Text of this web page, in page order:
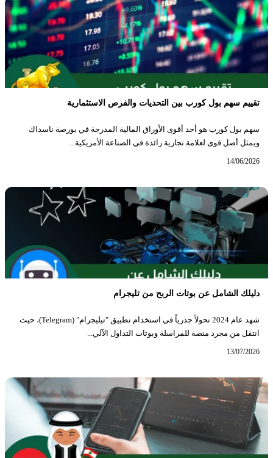
تقييم سهم بول كورب بين التحديات والفرص الاستثمارية
سهم بول كورب هو أحد أقوى الأوراق المالية المدرجة في بورصة ناسداك
ويمثل أصل قوى لعلامة تجارية رائدة في الصناعة الأمريكية...
14/06/2026
دليلك الشامل عن بوتات الربح من تليجرام
شهد عام 2024 تحولاً جذرياً في استخدام تطبيق "تيليجرام" (Telegram)، حيث
انتقل من مجرد منصة للمراسلة وبوتات التداول الآلي...
13/07/2026